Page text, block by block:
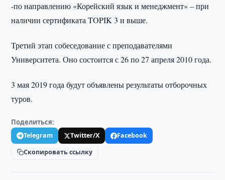
-по направлению «Корейский язык и менеджмент» – при
наличии сертификата TOPIK 3 и выше.
Третий этап собеседование с преподавателями
Университета. Оно состоится с 26 по 27 апреля 2010 года.
3 мая 2019 года будут объявлены результаты отборочных
туров.
Поделиться:
Telegram Twitter/X
Facebook
Скопировать ссылку